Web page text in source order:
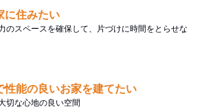
に住みたい
のスペースを確保して、片づけに時間をとらせな
性能の良いお家を建てたい
切な心地の良い空間